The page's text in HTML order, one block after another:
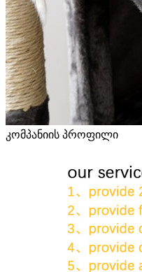
კომპანიის პროფილი